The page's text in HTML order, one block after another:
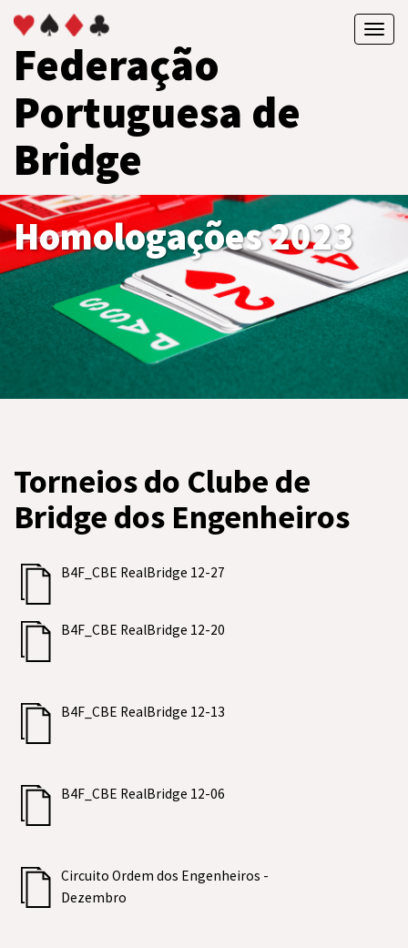
Federação
Portuguesa de
Bridge
Homologações 2023
Torneios do Clube de
Bridge dos Engenheiros
B4F_CBE RealBridge 12-27
B4F_CBE RealBridge 12-20
B4F_CBE RealBridge 12-13
B4F_CBE RealBridge 12-06
Circuito Ordem dos Engenheiros -
Dezembro